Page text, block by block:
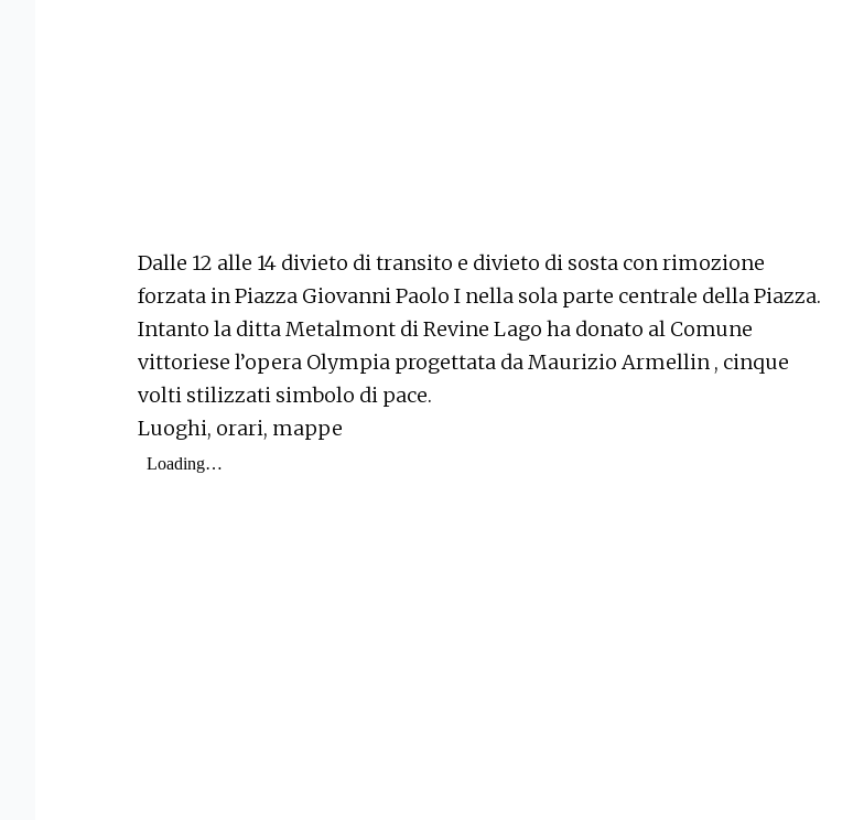
Dalle 12 alle 14 divieto di transito e divieto di sosta con rimozione
forzata in Piazza Giovanni Paolo I nella sola parte centrale della Piazza.
Intanto la ditta Metalmont di Revine Lago ha donato al Comune
vittoriese l’opera Olympia progettata da Maurizio Armellin , cinque
volti stilizzati simbolo di pace.
Luoghi, orari, mappe